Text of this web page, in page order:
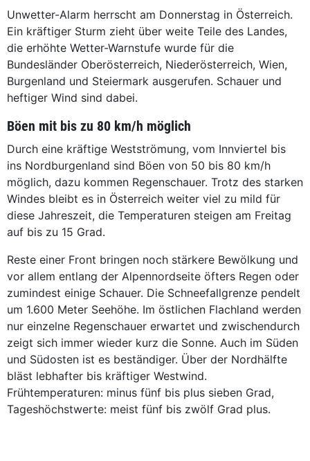
Unwetter-Alarm herrscht am Donnerstag in Österreich.
Ein kräftiger Sturm zieht über weite Teile des Landes,
die erhöhte Wetter-Warnstufe wurde für die
Bundesländer Oberösterreich, Niederösterreich, Wien,
Burgenland und Steiermark ausgerufen. Schauer und
heftiger Wind sind dabei.
Böen mit bis zu 80 km/h möglich
Durch eine kräftige Westströmung, vom Innviertel bis
ins Nordburgenland sind Böen von 50 bis 80 km/h
möglich, dazu kommen Regenschauer. Trotz des starken
Windes bleibt es in Österreich weiter viel zu mild für
diese Jahreszeit, die Temperaturen steigen am Freitag
auf bis zu 15 Grad.
Reste einer Front bringen noch stärkere Bewölkung und
vor allem entlang der Alpennordseite öfters Regen oder
zumindest einige Schauer. Die Schneefallgrenze pendelt
um 1.600 Meter Seehöhe. Im östlichen Flachland werden
nur einzelne Regenschauer erwartet und zwischendurch
zeigt sich immer wieder kurz die Sonne. Auch im Süden
und Südosten ist es beständiger. Über der Nordhälfte
bläst lebhafter bis kräftiger Westwind.
Frühtemperaturen: minus fünf bis plus sieben Grad,
Tageshöchstwerte: meist fünf bis zwölf Grad plus.